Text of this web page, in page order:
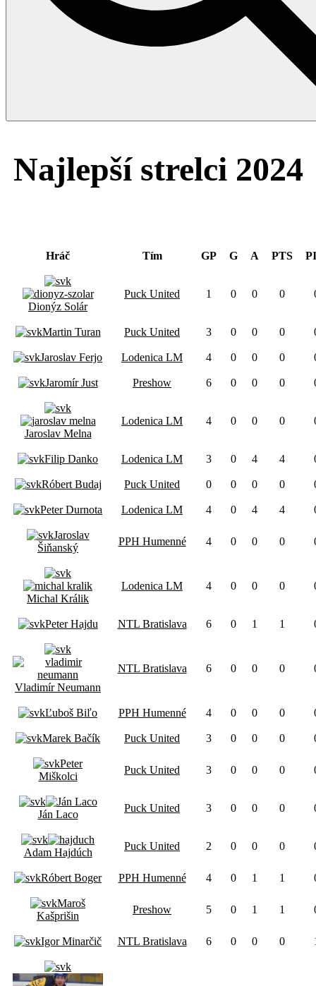
Najlepší strelci 2024
Hráč Tím GP G A PTS
Dionýz Solár
Puck United 1 0 0 0
Martin Turan Puck United 3 0 0 0
Jaroslav Ferjo Lodenica LM 4 0 0 0
Jaromír Just Preshow 6 0 0 0
Jaroslav Melna
Lodenica LM 4 0 0 0
Filip Danko Lodenica LM 3 0 4 4
Róbert Budaj Puck United 0 0 0 0
Peter Durnota Lodenica LM 4 0 4 4
Jaroslav
Šiňanský
PPH Humenné 4 0 0 0
Michal Králik
Lodenica LM 4 0 0 0
Peter Hajdu NTL Bratislava 6 0 1 1
Vladimír Neumann
NTL Bratislava 6 0 0 0
Ľuboš Biľo PPH Humenné 4 0 0 0
Marek Bačík Puck United 3 0 0 0
Peter
Miškolci
Puck United 3 0 0 0
Ján Laco
Puck United 3 0 0 0
Adam Hajdúch
Puck United 2 0 0 0
Róbert Boger PPH Humenné 4 0 1 1
Maroš
Kašprišin
Preshow 5 0 1 1
Igor Minarčič NTL Bratislava 6 0 0 0